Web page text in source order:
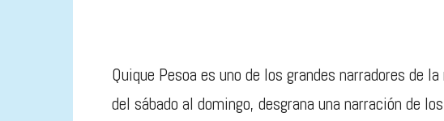
Quique Pesoa es uno de los grandes narradores de
del sábado al domingo, desgrana una narración de